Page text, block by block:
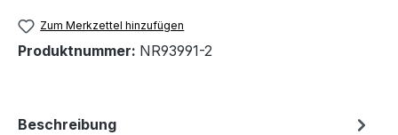
Zum Merkzettel hinzufügen
Produktnummer: NR93991-2
Beschreibung